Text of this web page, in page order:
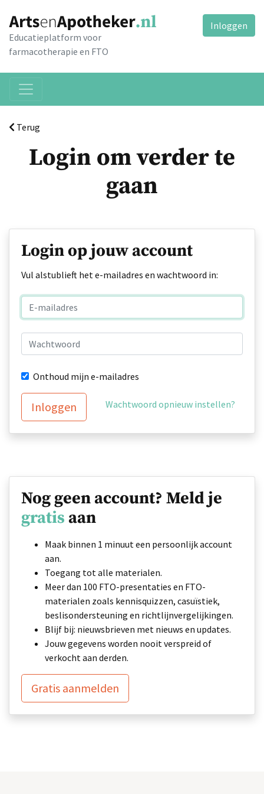
Educatieplatform voor
farmacotherapie en FTO
Inloggen
Terug
Login om verder te
gaan
Login op jouw account
Vul alstublieft het e-mailadres en wachtwoord in:
Onthoud mijn e-mailadres
Inloggen Wachtwoord opnieuw instellen?
Nog geen account? Meld je
gratis aan
Maak binnen 1 minuut een persoonlijk account
aan.
Toegang tot alle materialen.
Meer dan 100 FTO-presentaties en FTO-
materialen zoals kennisquizzen, casuïstiek,
beslisondersteuning en richtlijnvergelijkingen.
Blijf bij: nieuwsbrieven met nieuws en updates.
Jouw gegevens worden nooit verspreid of
verkocht aan derden.
Gratis aanmelden